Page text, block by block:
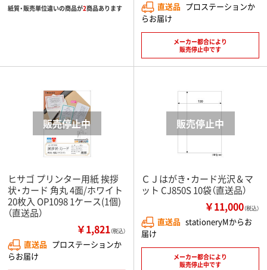
紙質・販売単位違いの商品が2商品あります 直送品 プロステーションか
らお届け
メーカー都合により
販売停止中です
ヒサゴ プリンター用紙 挨拶
状・カード 角丸 4面/ホワイト
20枚入 OP1098 1ケース(1個)
（直送品）
￥1,821（税込）
直送品 プロステーションか
らお届け
ＣＪはがき・カード光沢＆マ
ット CJ850S 10袋（直送品）
￥11,000（税込）
直送品 stationeryMからお
届け
メーカー都合により
販売停止中です